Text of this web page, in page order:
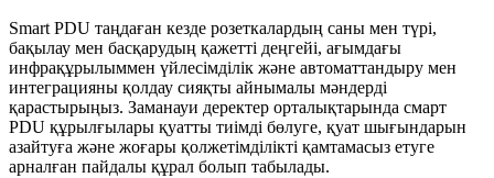
Smart PDU таңдаған кезде розеткалардың саны мен түрі,
бақылау мен басқарудың қажетті деңгейі, ағымдағы
инфрақұрылыммен үйлесімділік және автоматтандыру мен
интеграцияны қолдау сияқты айнымалы мәндерді
қарастырыңыз. Заманауи деректер орталықтарында смарт
PDU құрылғылары қуатты тиімді бөлуге, қуат шығындарын
азайтуға және жоғары қолжетімділікті қамтамасыз етуге
арналған пайдалы құрал болып табылады.